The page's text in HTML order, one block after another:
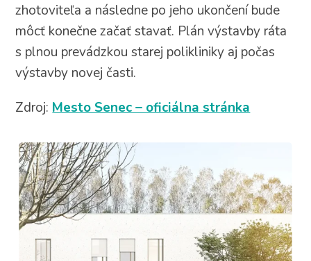
zhotoviteľa a následne po jeho ukončení bude
môcť konečne začať stavať. Plán výstavby ráta
s plnou prevádzkou starej polikliniky aj počas
výstavby novej časti.
Zdroj: Mesto Senec – oficiálna stránka